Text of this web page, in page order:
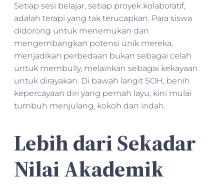
Setiap sesi belajar, setiap proyek kolaboratif,
adalah terapi yang tak terucapkan. Para siswa
didorong untuk menemukan dan
mengembangkan potensi unik mereka,
menjadikan perbedaan bukan sebagai celah
untuk membully, melainkan sebagai kekayaan
untuk dirayakan. Di bawah langit SOH, benih
kepercayaan diri yang pernah layu, kini mulai
tumbuh menjulang, kokoh dan indah.
Lebih dari Sekadar
Nilai Akademik